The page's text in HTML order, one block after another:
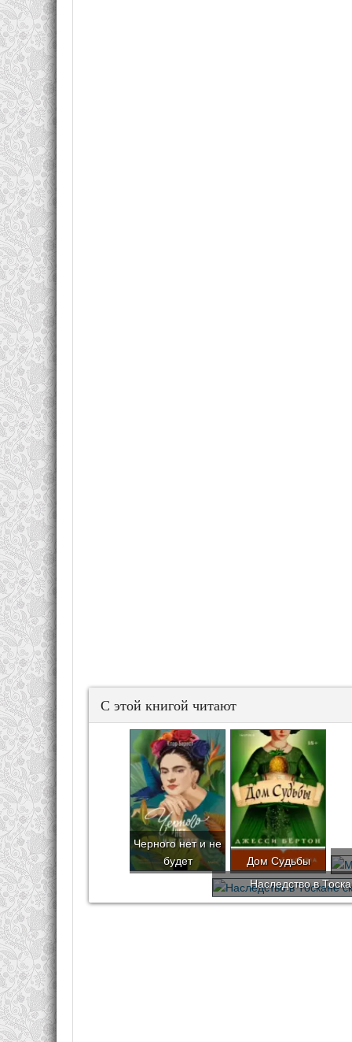
С этой книгой читают
Черного нет и не
будет
Дом Судьбы
Наследство в